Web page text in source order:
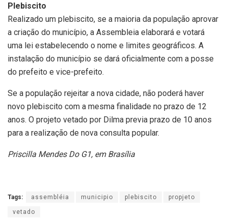
Plebiscito
Realizado um plebiscito, se a maioria da população aprovar
a criação do município, a Assembleia elaborará e votará
uma lei estabelecendo o nome e limites geográficos. A
instalação do município se dará oficialmente com a posse
do prefeito e vice-prefeito.
Se a população rejeitar a nova cidade, não poderá haver
novo plebiscito com a mesma finalidade no prazo de 12
anos. O projeto vetado por Dilma previa prazo de 10 anos
para a realização de nova consulta popular.
Priscilla Mendes Do G1, em Brasília
Tags: assembléia municipio plebiscito propjeto
vetado